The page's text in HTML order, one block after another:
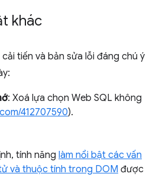
khác
tiến và bản sửa lỗi đáng chú ý
: Xoá lựa chọn Web SQL không
412707590).
tính năng làm nổi bật các vấn
và thuộc tính trong DOM được